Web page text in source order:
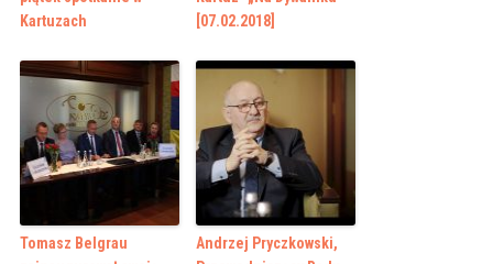
Kartuzach
[07.02.2018]
Tomasz Belgrau
Andrzej Pryczkowski,